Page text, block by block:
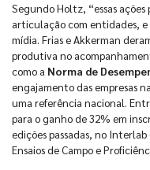
Segundo Holtz, “essas ações
articulação com entidades, e
mídia. Frias e Akkerman
produtiva no
como a Norma de
engajamento das empresas
uma referência nacional.
para o ganho de 32% em
edições passadas, no
Ensaios de Campo e